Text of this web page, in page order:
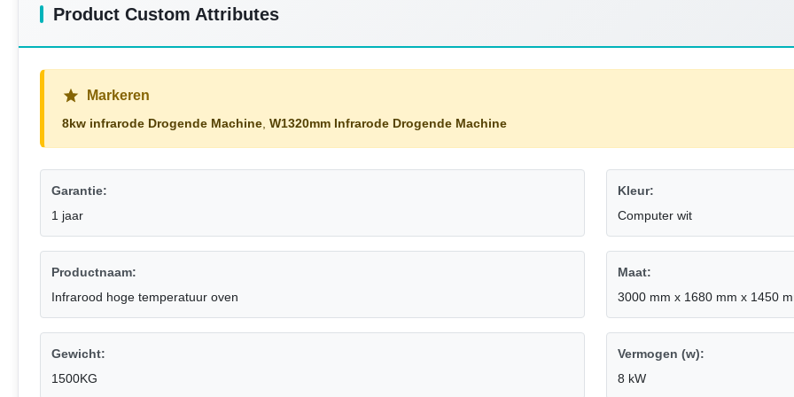
Product Custom Attributes
Markeren
8kw infrarode Drogende Machine W1320mm Infrarode Drogende Machine
Garantie:
1 jaar
Kleur:
Computer wit
Productnaam:
Infrarood hoge temperatuur oven
Maat:
3000 mm x 1680 mm x 1450
Gewicht:
1500KG
Vermogen (w):
8 kW